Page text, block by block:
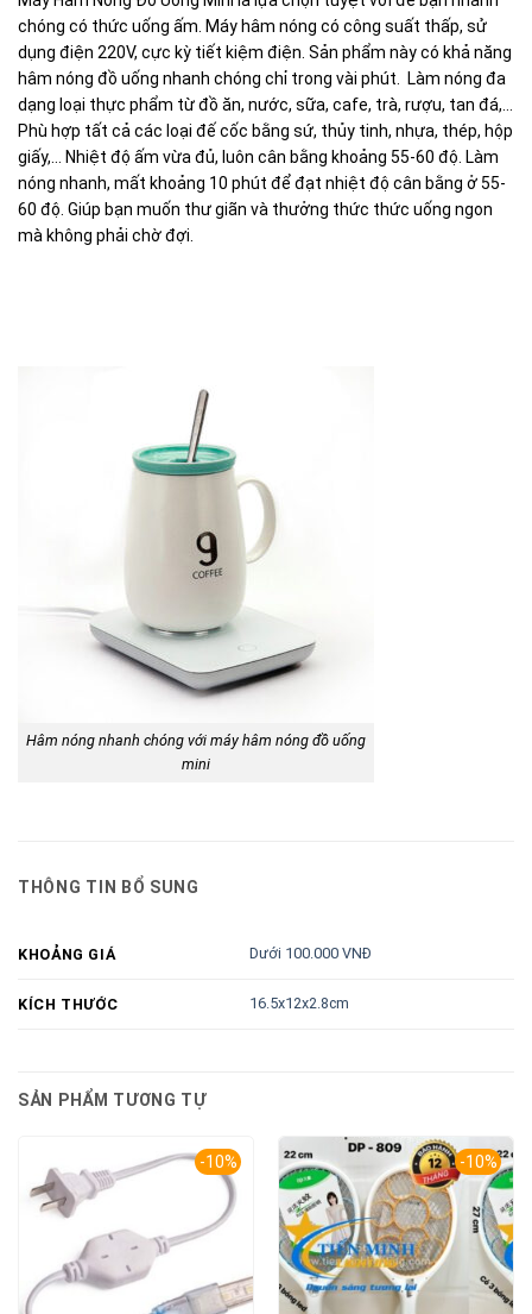
chóng có thức uống ấm. Máy hâm nóng có công suất thấp, sử
dụng điện 220V, cực kỳ tiết kiệm điện. Sản phẩm này có khả năng
hâm nóng đồ uống nhanh chóng chỉ trong vài phút. Làm nóng đa
dạng loại thực phẩm từ đồ ăn, nước, sữa, cafe, trà, rượu, tan đá,…
Phù hợp tất cả các loại đế cốc bằng sứ, thủy tinh, nhựa, thép, hộp
giấy,… Nhiệt độ ấm vừa đủ, luôn cân bằng khoảng 55-60 độ. Làm
nóng nhanh, mất khoảng 10 phút để đạt nhiệt độ cân bằng ở 55-
60 độ. Giúp bạn muốn thư giãn và thưởng thức thức uống ngon
mà không phải chờ đợi.
Hâm nóng nhanh chóng với máy hâm nóng đồ uống
mini
THÔNG TIN BỔ SUNG
KHOẢNG GIÁ Dưới 100.000 VNĐ
KÍCH THƯỚC 16.5x12x2.8cm
SẢN PHẨM TƯƠNG TỰ
-10% -10%